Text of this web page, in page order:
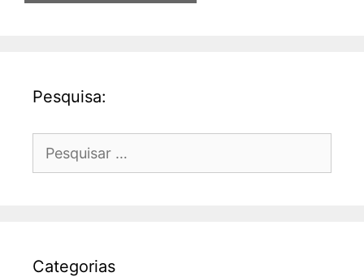
Pesquisa:
por:
Categorias